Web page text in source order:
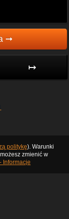
➞
↦
politykę). Warunki
zmienić w
Informacje